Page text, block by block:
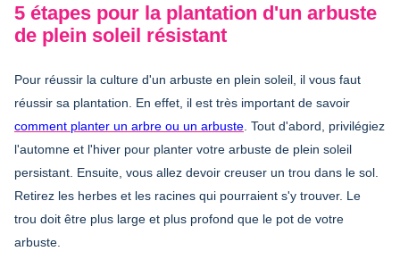
5 étapes pour la plantation d'un arbuste
de plein soleil résistant
Pour réussir la culture d'un arbuste en plein soleil , il vous faut
réussir sa plantation. En effet, il est très important de savoir
comment planter un arbre ou un arbuste . Tout d'abord, privilégiez
l'automne et l'hiver pour planter votre arbuste de plein soleil
persistant. Ensuite, vous allez devoir creuser un trou dans le sol.
Retirez les herbes et les racines qui pourraient s'y trouver. Le
trou doit être plus large et plus profond que le pot de votre
arbuste.